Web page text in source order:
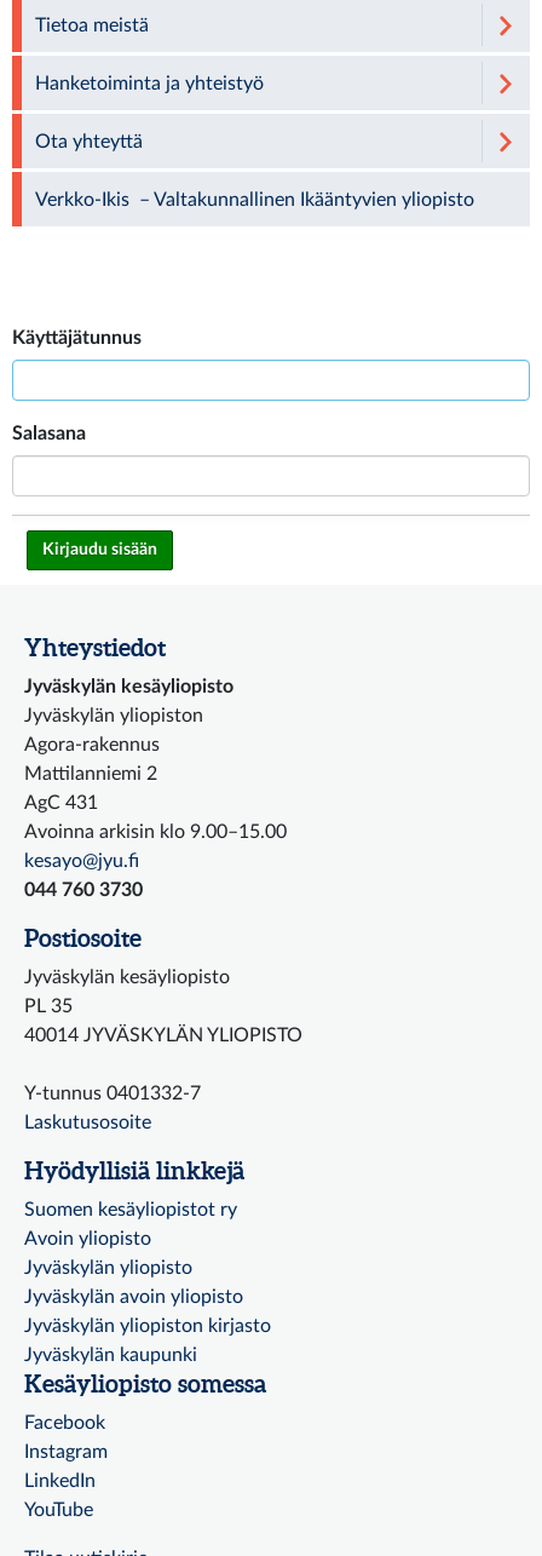
Käyttäjätunnus
Salasana
Tietoa meistä
Hanketoiminta ja yhteistyö
Ota yhteyttä
Verkko-Ikis – Valtakunnallinen Ikääntyvien yliopisto
Yhteystiedot
Jyväskylän kesäyliopisto
Jyväskylän yliopiston
Agora-rakennus
Mattilanniemi 2
AgC 431
Avoinna arkisin klo 9.00–15.00
kesayo@jyu.fi
044 760 3730
Postiosoite
Jyväskylän kesäyliopisto
PL 35
40014 JYVÄSKYLÄN YLIOPISTO
Y-tunnus 0401332-7
Laskutusosoite
Hyödyllisiä linkkejä
Suomen kesäyliopistot ry
Avoin yliopisto
Jyväskylän yliopisto
Jyväskylän avoin yliopisto
Jyväskylän yliopiston kirjasto
Jyväskylän kaupunki
Kesäyliopisto somessa
Facebook
Instagram
LinkedIn
YouTube